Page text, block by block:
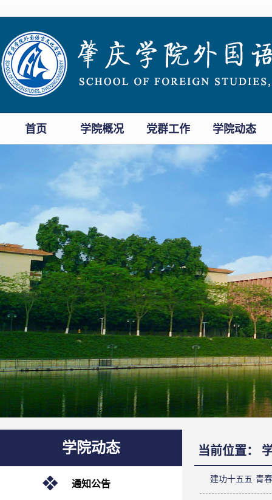
首页 学院概况 党群工作 学院动态
学院动态
通知公告
当前位置：
建功十五五·青